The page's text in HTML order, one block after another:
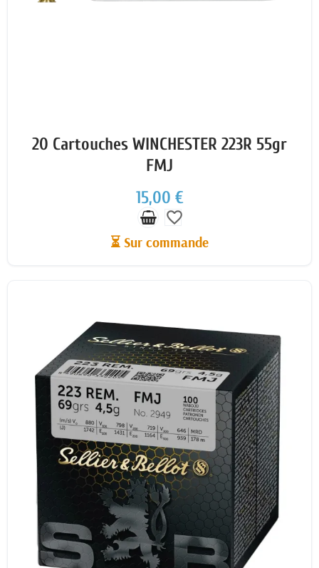
20 Cartouches WINCHESTER 223R 55gr
FMJ
15,00 €
favorite_border
⏳ Sur commande